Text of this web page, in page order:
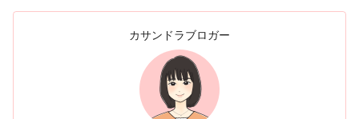
カサンドラブロガー